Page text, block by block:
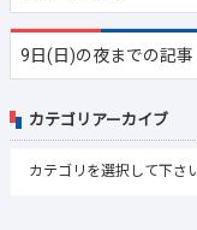
9日(日)の夜までの記事
カテゴリアーカイブ